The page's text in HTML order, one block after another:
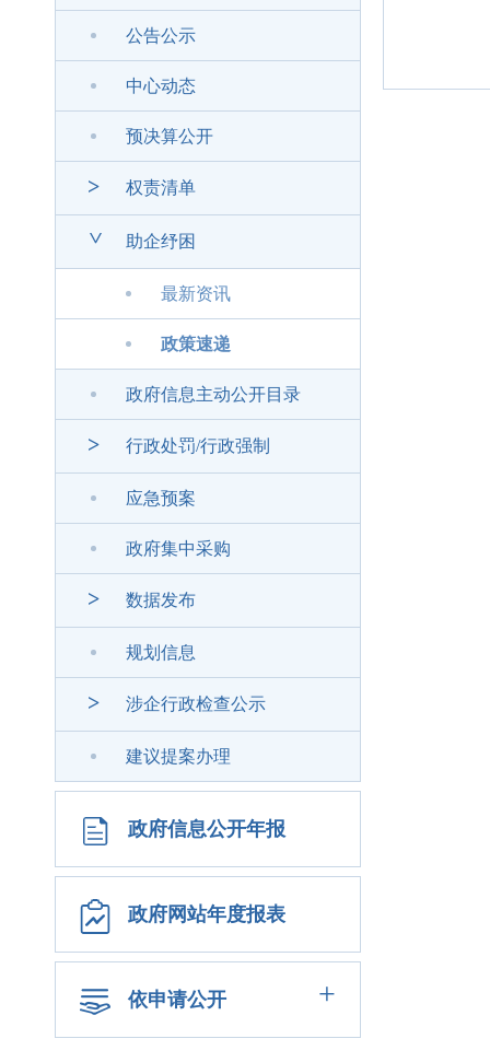
公告公示
中心动态
预决算公开
> 权责清单
> 助企纾困
最新资讯
政策速递
政府信息主动公开目录
> 行政处罚/行政强制
应急预案
政府集中采购
> 数据发布
规划信息
> 涉企行政检查公示
建议提案办理
政府信息公开年报
政府网站年度报表
依申请公开 +